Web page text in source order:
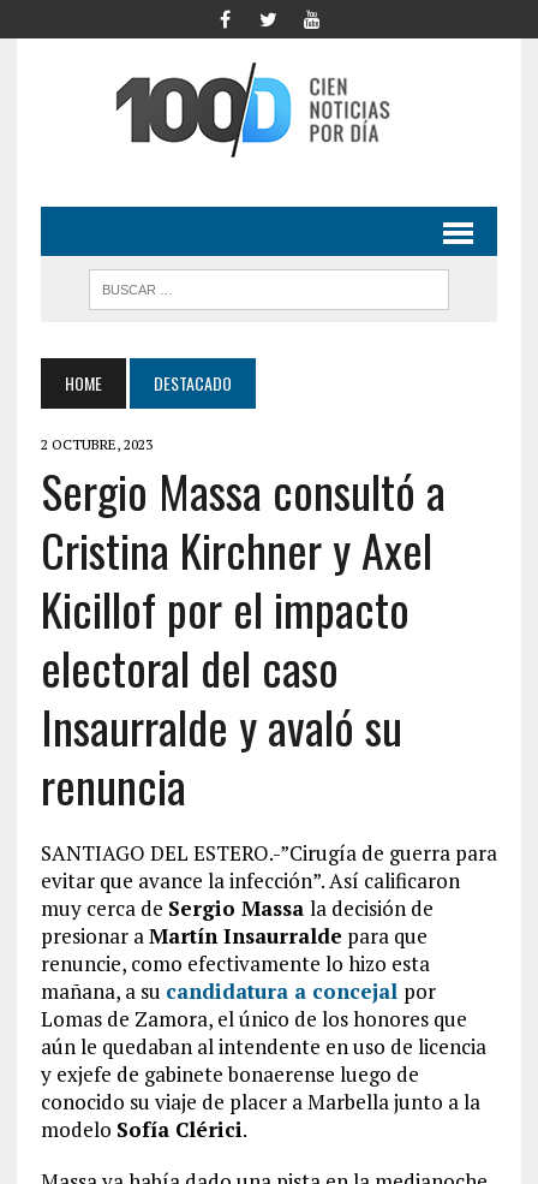
HOME DESTACADO
2 OCTUBRE, 2023
Sergio Massa consultó a
Cristina Kirchner y Axel
Kicillof por el impacto
electoral del caso
Insaurralde y avaló su
renuncia
SANTIAGO DEL ESTERO.-”Cirugía de guerra para
evitar que avance la infección”. Así calificaron
muy cerca de Sergio Massa la decisión de
presionar aMartín Insaurralde para que
renuncie, como efectivamente lo hizo esta
mañana, a su candidatura a concejal por
Lomas de Zamora, el único de los honores que
aún le quedaban al intendente en uso de licencia
y exjefe de gabinete bonaerense luego de
conocido su viaje de placer a Marbella junto a la
modelo Sofía Clérici.